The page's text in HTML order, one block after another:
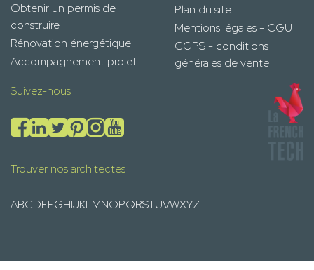
Obtenir un permis de
construire
Rénovation énergétique
Accompagnement projet
Plan du site
Mentions légales - CGU
CGPS - conditions
générales de vente
Suivez-nous
Trouver nos architectes
ABCDEFGHIJKLMNOPQRSTUVWXYZ